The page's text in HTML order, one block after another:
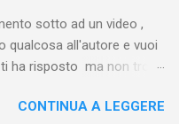
sotto ad un video ,
qualcosa all'autore e vuoi
ha risposto ma non trovi
" cronologia commenti
CONTINUA A LEGGERE